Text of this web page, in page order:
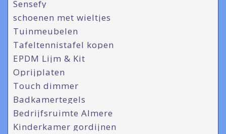
Sensefy
schoenen met wieltjes
Tuinmeubelen
Tafeltennistafel kopen
EPDM Lijm & Kit
Oprijplaten
Touch dimmer
Badkamertegels
Bedrijfsruimte Almere
Kinderkamer gordijnen